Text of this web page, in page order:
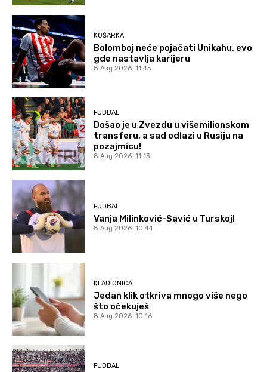
KOŠARKA
Bolomboj neće pojačati Unikahu, evo
gde nastavlja karijeru
8 Aug 2026. 11:45
FUDBAL
Došao je u Zvezdu u višemilionskom
transferu, a sad odlazi u Rusiju na
pozajmicu!
8 Aug 2026. 11:13
FUDBAL
Vanja Milinković-Savić u Turskoj!
8 Aug 2026. 10:44
KLADIONICA
Jedan klik otkriva mnogo više nego
što očekuješ
8 Aug 2026. 10:16
FUDBAL